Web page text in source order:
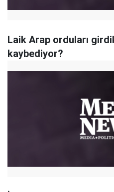
Laik Arap orduları
kaybediyor?